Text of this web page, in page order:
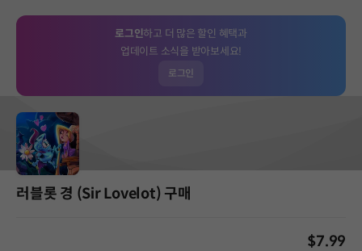
로그인하고 더 많은 할인 혜택과
업데이트 소식을 받아보세요!
로그인
러블롯 경 (Sir Lovelot) 구매
$7.99